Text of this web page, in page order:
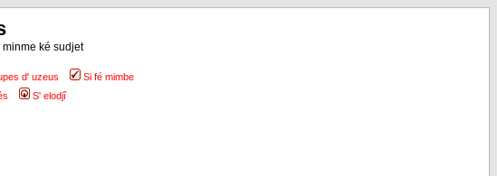
ké sudjet
d' uzeus
Si fé mimbe
S' elodjî